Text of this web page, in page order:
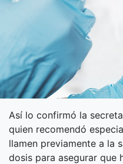
Así lo confirmó la
quien recomendó
llamen previamente a la
dosis para asegurar que